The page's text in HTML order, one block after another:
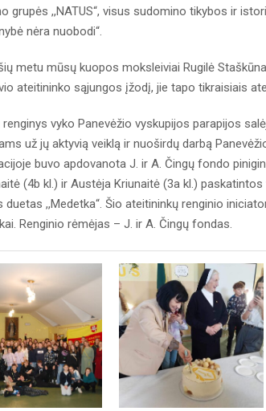
grupės ,,NATUS“, visus sudomino tikybos ir
nėra nuobodi“.
metu mūsų kuopos moksleiviai Rugilė
ateitininko sąjungos įžodį, jie tapo tikraisiais
vyko Panevėžio vyskupijos parapijos
už jų aktyvią veiklą ir nuoširdų darbą
buvo apdovanota J. ir A. Čingų fondo
(4b kl.) ir Austėja Kriunaitė (3a kl.)
duetas ,,Medetka“. Šio ateitininkų renginio
Renginio rėmėjas – J. ir A. Čingų fondas.